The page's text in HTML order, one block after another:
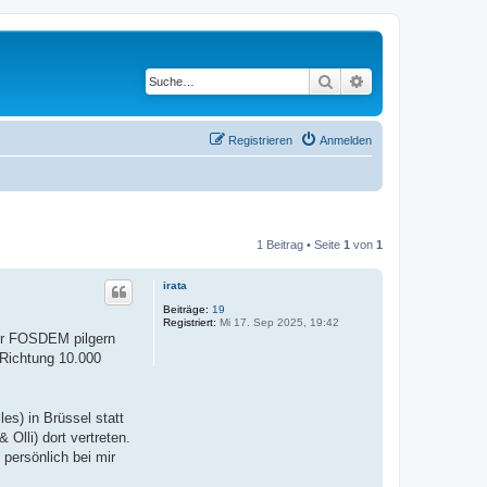
Suche
Anmelden
Registrieren
1 Beitrag • Seite 1 von 1
irata
Beiträge: 19
Registriert: Mi 17. Sep 2025, 19:42
FOSDEM pilgern
10.000
in Brüssel statt
Olli) dort vertreten.
bei mir